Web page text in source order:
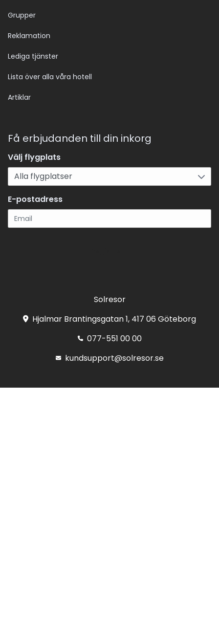
Grupper
Reklamation
Lediga tjänster
Lista över alla våra hotell
Artiklar
Få erbjudanden till din inkorg
Välj flygplats
E-postadress
Solresor
Hjalmar Brantingsgatan 1, 417 06 Göteborg
077-551 00 00
kundsupport@solresor.se